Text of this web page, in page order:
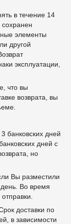
в течение 14
элементы
другой
эксплуатации,
что вы
возврата, вы
банковских дней
дней с
но
Вы разместили
Во время
доставки по
в зависимости